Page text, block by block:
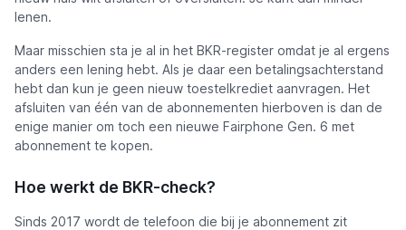
lenen.
Maar misschien sta je al in het BKR-register omdat je al ergens
anders een lening hebt. Als je daar een betalingsachterstand
hebt dan kun je geen nieuw toestelkrediet aanvragen. Het
afsluiten van één van de abonnementen hierboven is dan de
enige manier om toch een nieuwe Fairphone Gen. 6 met
abonnement te kopen.
Hoe werkt de BKR-check?
Sinds 2017 wordt de telefoon die bij je abonnement zit